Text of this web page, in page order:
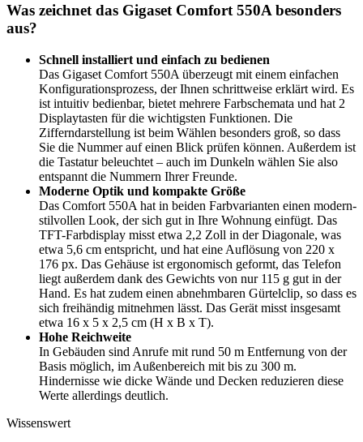
Was zeichnet das Gigaset Comfort 550A besonders
aus?
Schnell installiert und einfach zu bedienen
Das Gigaset Comfort 550A überzeugt mit einem einfachen
Konfigurationsprozess, der Ihnen schrittweise erklärt wird. Es
ist intuitiv bedienbar, bietet mehrere Farbschemata und hat 2
Displaytasten für die wichtigsten Funktionen. Die
Zifferndarstellung ist beim Wählen besonders groß, so dass
Sie die Nummer auf einen Blick prüfen können. Außerdem ist
die Tastatur beleuchtet – auch im Dunkeln wählen Sie also
entspannt die Nummern Ihrer Freunde.
Moderne Optik und kompakte Größe
Das Comfort 550A hat in beiden Farbvarianten einen modern-
stilvollen Look, der sich gut in Ihre Wohnung einfügt. Das
TFT-Farbdisplay misst etwa 2,2 Zoll in der Diagonale, was
etwa 5,6 cm entspricht, und hat eine Auflösung von 220 x
176 px. Das Gehäuse ist ergonomisch geformt, das Telefon
liegt außerdem dank des Gewichts von nur 115 g gut in der
Hand. Es hat zudem einen abnehmbaren Gürtelclip, so dass es
sich freihändig mitnehmen lässt. Das Gerät misst insgesamt
etwa 16 x 5 x 2,5 cm (H x B x T).
Hohe Reichweite
In Gebäuden sind Anrufe mit rund 50 m Entfernung von der
Basis möglich, im Außenbereich mit bis zu 300 m.
Hindernisse wie dicke Wände und Decken reduzieren diese
Werte allerdings deutlich.
Wissenswert